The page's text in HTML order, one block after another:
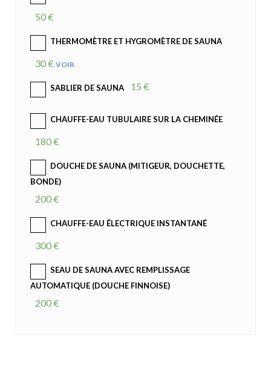
50 €
THERMOMÈTRE ET HYGROMÈTRE DE SAUNA
30 € VOIR
SABLIER DE SAUNA 15 €
CHAUFFE-EAU TUBULAIRE SUR LA CHEMINÉE
180 €
DOUCHE DE SAUNA (MITIGEUR, DOUCHETTE,
BONDE)
200 €
CHAUFFE-EAU ÉLECTRIQUE INSTANTANÉ
300 €
SEAU DE SAUNA AVEC REMPLISSAGE
AUTOMATIQUE (DOUCHE FINNOISE)
200 €